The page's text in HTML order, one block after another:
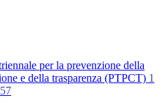
per la prevenzione della
e della trasparenza (PTPCT) 1
57